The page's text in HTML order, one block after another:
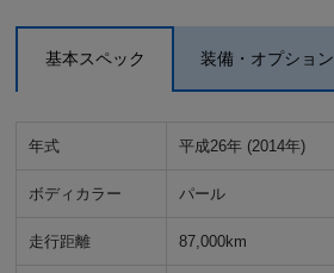
基本スペック 装備・オプション
年式 平成26年 (2014年)
ボディカラー パール
走行距離 87,000km